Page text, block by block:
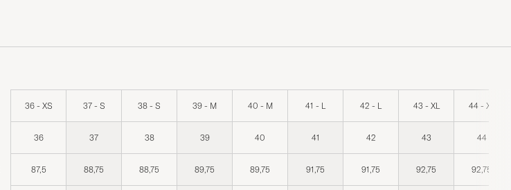
36 - XS 37 - S 38 - S 39 - M 40 - M 41 - L 42 - L 43 - XL 44 - XL
36 37 38 39 40 41 42 43 44
87,5 88,75 88,75 89,75 89,75 91,75 91,75 92,75 92,75